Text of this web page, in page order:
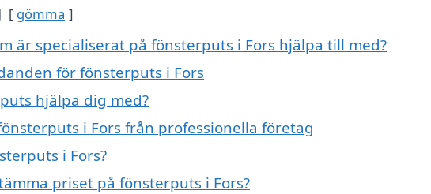
gömma
är specialiserat på fönsterputs i Fors hjälpa till med?
för fönsterputs i Fors
hjälpa dig med?
i Fors från professionella företag
i Fors?
priset på fönsterputs i Fors?